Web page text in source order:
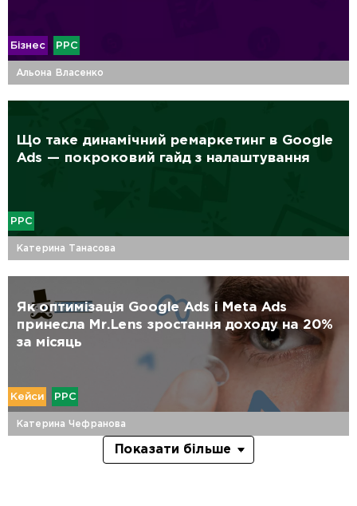
Бізнес PPC
Альона Власенко
Що таке динамічний ремаркетинг в Google
Ads — покроковий гайд з налаштування
PPC
Катерина Танасова
Як оптимізація Google Ads і Meta Ads
принесла Mr.Lens зростання доходу на 20%
за місяць
Кейси PPC
Катерина Чефранова
Показати більше